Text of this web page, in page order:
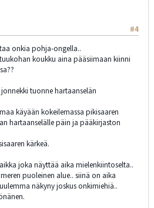
#4
onkia pohja-ongella..
koukku aina pääsiimaan kiinni
tuonne hartaanselän
käyään kokeilemassa pikisaaren
hartaanselälle päin ja pääkirjaston
kärkeä.
joka näyttää aika mielenkiintoselta..
puoleinen alue.. siinä on aika
näkyny joskus onkimiehiä..